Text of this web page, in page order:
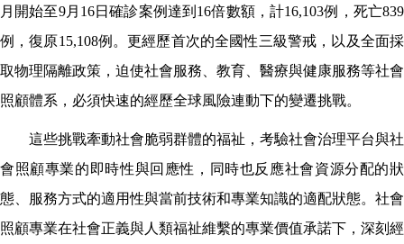
月開始至9月 16日確診案例達到 16倍數額，計16,103例，死亡839
例，復原15,108例。更經歷首次的全國性三級警戒，以及全面採
取物理隔離政策，迫使社會服務、教育、醫療與健康服務等社會
照顧體系，必須快速的經歷全球風險連動下的變遷挑戰。
這些挑戰牽動社會脆弱群體的福祉，考驗社會治理平台與社
會照顧專業的即時性與回應性，同時也反應社會資源分配的狀
態、服務方式的適用性與當前技術和專業知識的適配狀態。社會
照顧專業在社會正義與人類福祉維繫的專業價值承諾下，深刻經